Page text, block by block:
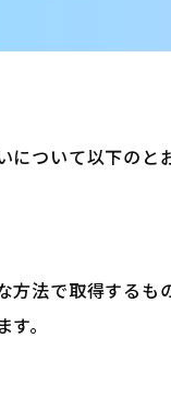
ついて以下のと
法で取得する
。